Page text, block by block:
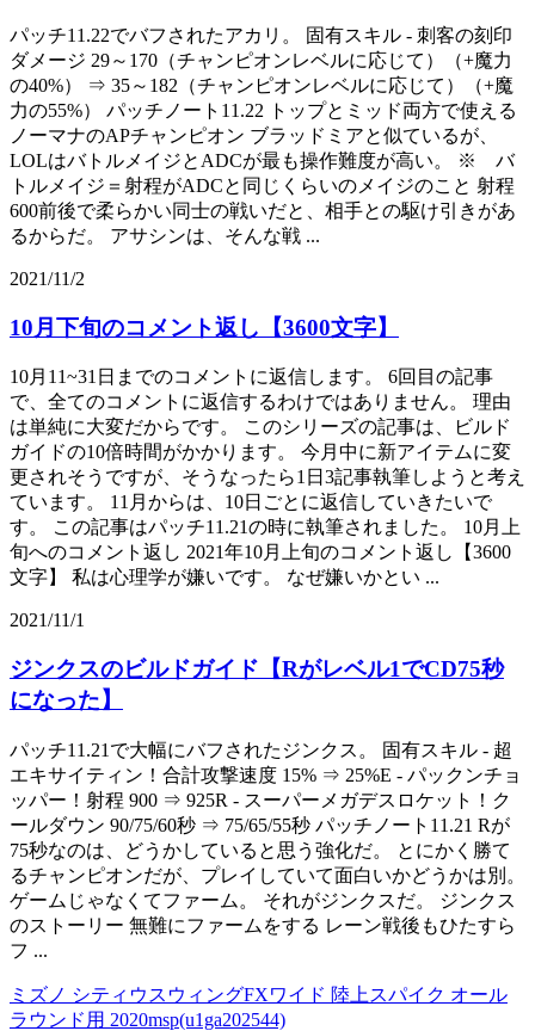
パッチ11.22でバフされたアカリ。 固有スキル - 刺客の刻印
ダメージ 29～170（チャンピオンレベルに応じて）（+魔力
の40%） ⇒ 35～182（チャンピオンレベルに応じて）（+魔
力の55%） パッチノート11.22 トップとミッド両方で使える
ノーマナのAPチャンピオン ブラッドミアと似ているが、
LOLはバトルメイジとADCが最も操作難度が高い。 ※ バ
トルメイジ＝射程がADCと同じくらいのメイジのこと 射程
600前後で柔らかい同士の戦いだと、相手との駆け引きがあ
るからだ。 アサシンは、そんな戦 ...
2021/11/2
10月下旬のコメント返し【3600文字】
10月11~31日までのコメントに返信します。 6回目の記事
で、全てのコメントに返信するわけではありません。 理由
は単純に大変だからです。 このシリーズの記事は、ビルド
ガイドの10倍時間がかかります。 今月中に新アイテムに変
更されそうですが、そうなったら1日3記事執筆しようと考え
ています。 11月からは、10日ごとに返信していきたいで
す。 この記事はパッチ11.21の時に執筆されました。 10月上
旬へのコメント返し 2021年10月上旬のコメント返し【3600
文字】 私は心理学が嫌いです。 なぜ嫌いかとい ...
2021/11/1
ジンクスのビルドガイド【Rがレベル1でCD75秒
になった】
パッチ11.21で大幅にバフされたジンクス。 固有スキル - 超
エキサイティン！合計攻撃速度 15% ⇒ 25%E - パックンチョ
ッパー！射程 900 ⇒ 925R - スーパーメガデスロケット！ク
ールダウン 90/75/60秒 ⇒ 75/65/55秒 パッチノート11.21 Rが
75秒なのは、どうかしていると思う強化だ。 とにかく勝て
るチャンピオンだが、プレイしていて面白いかどうかは別。
ゲームじゃなくてファーム。 それがジンクスだ。 ジンクス
のストーリー 無難にファームをする レーン戦後もひたすら
フ ...
ミズノ シティウスウィングFXワイド 陸上スパイク オール
ラウンド用 2020msp(u1ga202544)